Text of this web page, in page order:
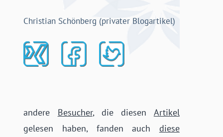
Christian Schönberg (privater Blogartikel)
andere Besucher, die diesen Artikel
gelesen haben, fanden auch diese